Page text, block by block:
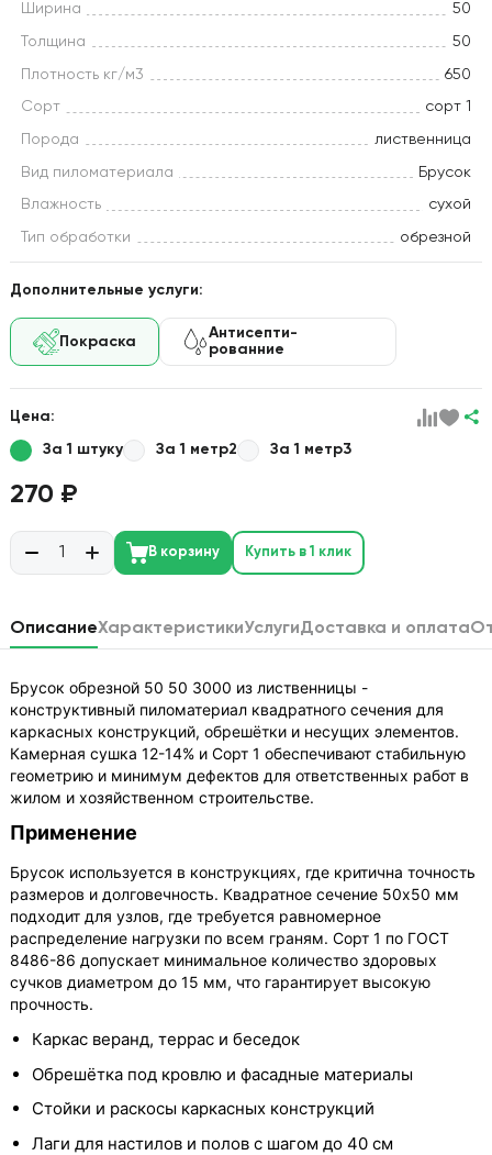
Ширина 50
Толщина 50
Плотность кг/м3 650
Сорт сорт 1
Порода лиственница
Вид пиломатериала Брусок
Влажность сухой
Тип обработки обрезной
Дополнительные услуги:
Покраска
Антисепти-
рованние
Цена:
За 1 штуку За 1 метр2 За 1 метр3
270 ₽
В корзину Купить в 1 клик
ОписаниеХарактеристикиУслугиДоставка и оплата
Брусок обрезной 50 50 3000 из лиственницы -
конструктивный пиломатериал квадратного сечения для
каркасных конструкций, обрешётки и несущих элементов.
Камерная сушка 12-14% и Сорт 1 обеспечивают стабильную
геометрию и минимум дефектов для ответственных работ в
жилом и хозяйственном строительстве.
Применение
Брусок используется в конструкциях, где критична точность
размеров и долговечность. Квадратное сечение 50х50 мм
подходит для узлов, где требуется равномерное
распределение нагрузки по всем граням. Сорт 1 по ГОСТ
8486-86 допускает минимальное количество здоровых
сучков диаметром до 15 мм, что гарантирует высокую
прочность.
Каркас веранд, террас и беседок
Обрешётка под кровлю и фасадные материалы
Стойки и раскосы каркасных конструкций
Лаги для настилов и полов с шагом до 40 см